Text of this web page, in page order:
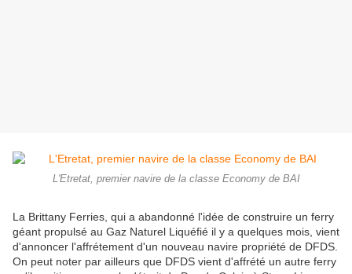
L'Etretat, premier navire de la classe Economy de BAI
La Brittany Ferries, qui a abandonné l'idée de construire un ferry
géant propulsé au Gaz Naturel Liquéfié il y a quelques mois, vient
d'annoncer l'affrétement d'un nouveau navire propriété de DFDS.
On peut noter par ailleurs que DFDS vient d'affrété un autre ferry